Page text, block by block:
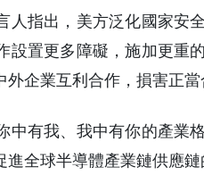
人指出，美方泛化國家安
設置更多障礙，施加更重
企業互利合作，損害正當
中有我、我中有你的產業
進全球半導體產業鏈供應